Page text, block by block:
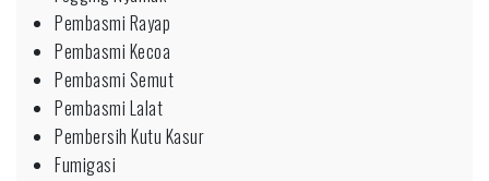
Pembasmi Rayap
Pembasmi Kecoa
Pembasmi Semut
Pembasmi Lalat
Pembersih Kutu Kasur
Fumigasi